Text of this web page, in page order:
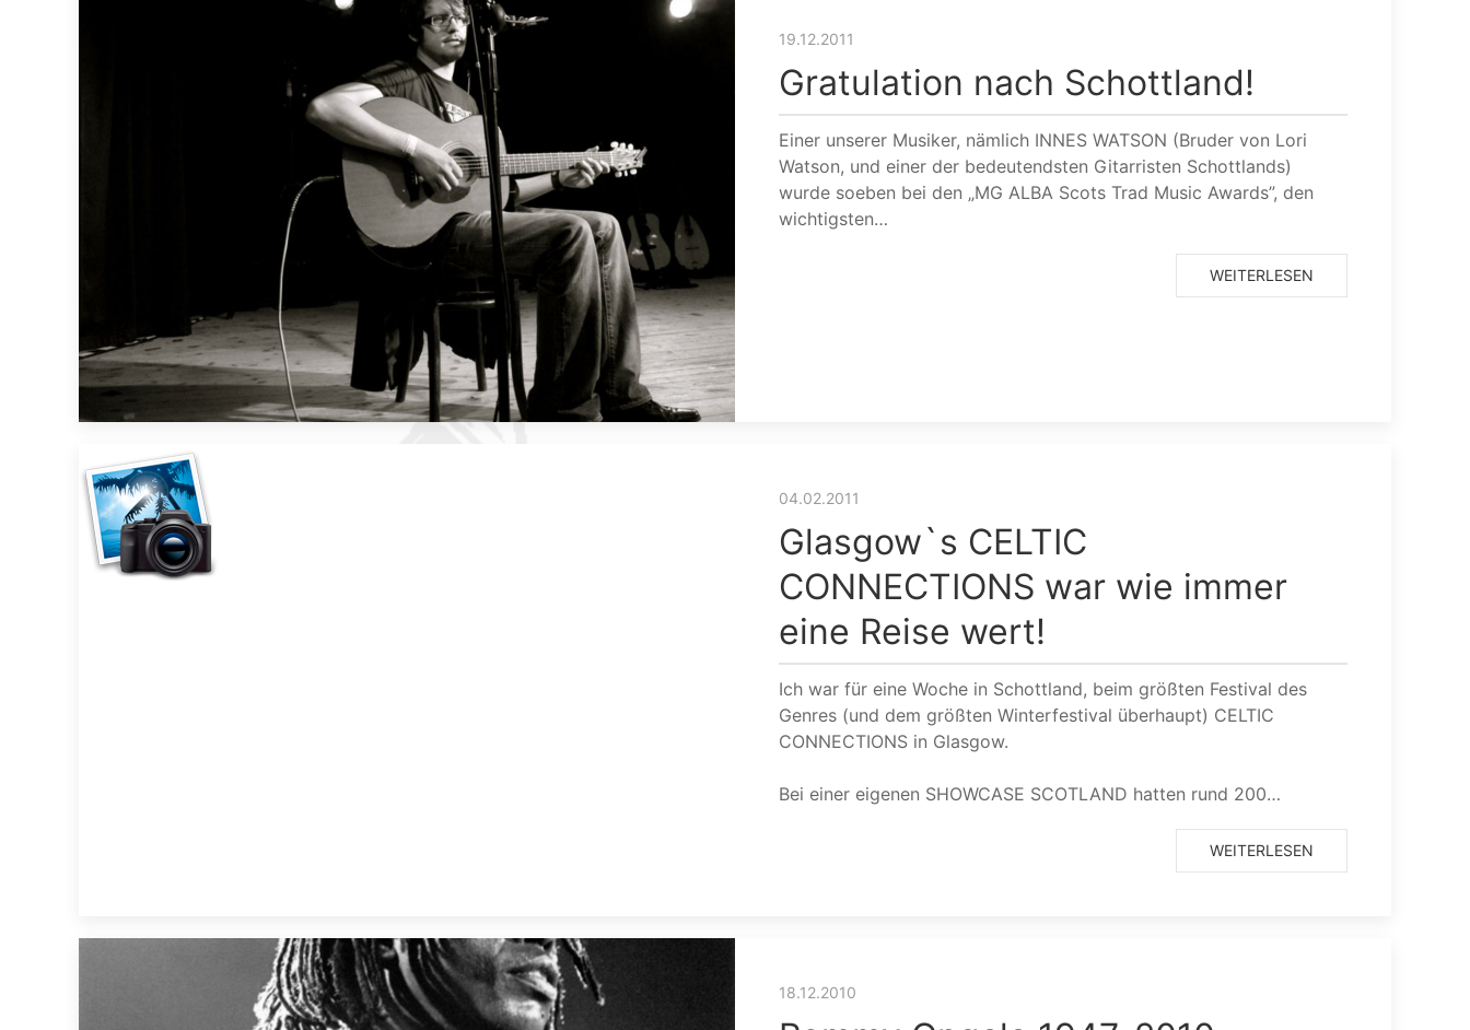
19.12.2011
Gratulation nach Schottland!
Einer unserer Musiker, nämlich INNES WATSON (Bruder von Lori
Watson, und einer der bedeutendsten Gitarristen Schottlands)
wurde soeben bei den „MG ALBA Scots Trad Music Awards”, den
wichtigsten…
WEITERLESEN
04.02.2011
Glasgow`s CELTIC
CONNECTIONS war wie immer
eine Reise wert!
Ich war für eine Woche in Schottland, beim größten Festival des
Genres (und dem größten Winterfestival überhaupt) CELTIC
CONNECTIONS in Glasgow.
Bei einer eigenen SHOWCASE SCOTLAND hatten rund 200…
WEITERLESEN
18.12.2010